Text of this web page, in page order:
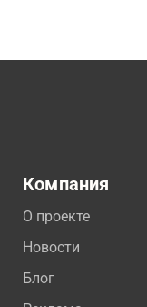
Компания
О проекте
Новости
Блог